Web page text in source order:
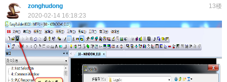
13楼
zonghudong
2020-02-14 16:18:23